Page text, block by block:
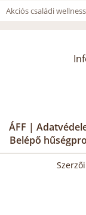
Akciós családi
ÁFF |
Belépő